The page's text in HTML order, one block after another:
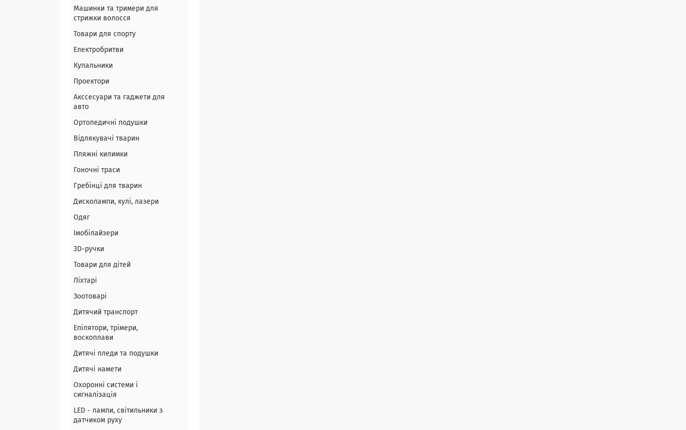
Машинки та тримери для
стрижки волосся
Товари для спорту
Електробритви
Купальники
Проектори
Акссесуари та гаджети для
авто
Ортопедичні подушки
Відлякувачі тварин
Пляжні килимки
Гоночні траси
Гребінці для тварин
Дисколампи, кулі, лазери
Одяг
Імобілайзери
3D-ручки
Товари для дітей
Ліхтарі
Зоотоварі
Дитячий транспорт
Епілятори, трімери,
воскоплави
Дитячі пледи та подушки
Дитячі намети
Охоронні системи і
сигналізація
LED - лампи, світильники з
датчиком руху